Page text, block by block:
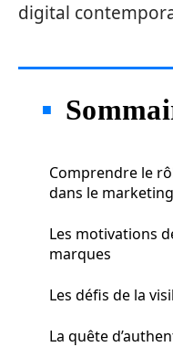
digital
Comprendre le
dans le
Les motivations
marques
Les défis de la
La quête